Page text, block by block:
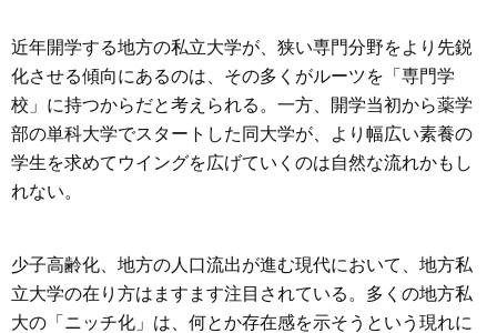
近年開学する地方の私立大学が、狭い専門分野をより先鋭
化させる傾向にあるのは、その多くがルーツを「専門学
校」に持つからだと考えられる。一方、開学当初から薬学
部の単科大学でスタートした同大学が、より幅広い素養の
学生を求めてウイングを広げていくのは自然な流れかもし
れない。
少子高齢化、地方の人口流出が進む現代において、地方私
立大学の在り方はますます注目されている。多くの地方私
大の「ニッチ化」は、何とか存在感を示そうという現れに